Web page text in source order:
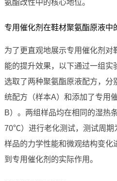
氨酯改性中的核心地位。
专用催化剂在鞋材聚氨酯原液中
为了更直观地展示专用催化剂对
能的提升效果，以下通过一组实
选取了两种聚氨酯原液配方，分
统配方（样本A）和添加了专用
B）。两组样品均在相同的湿热
70℃）进行老化测试，测试周期
样品的力学性能和微观结构变化
到专用催化剂的实际作用。